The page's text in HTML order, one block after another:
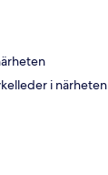
i närheten